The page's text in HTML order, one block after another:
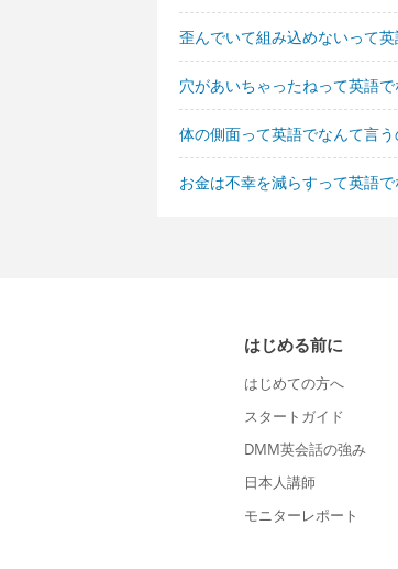
歪んでいて組み込めないって
穴があいちゃったねって英語
体の側面って英語でなんて言う
お金は不幸を減らすって英語
はじめる前に
はじめての方へ
スタートガイド
DMM英会話の強み
日本人講師
モニターレポート